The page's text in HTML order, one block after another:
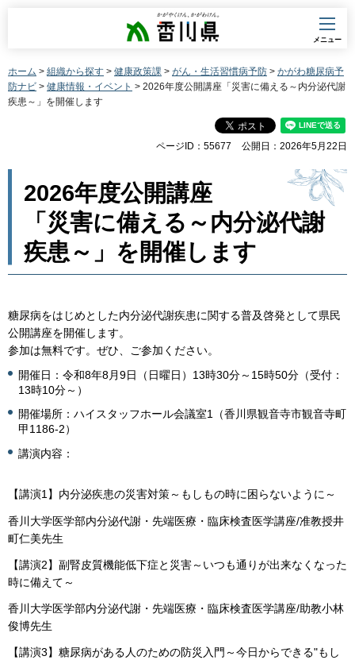
香川県
メニュー
ホーム > 組織から探す > 健康政策課 > がん・生活習慣病予防 > かがわ糖尿病予
防ナビ > 健康情報・イベント > 2026年度公開講座「災害に備える～内分泌代謝
疾患～」を開催します
ページID：55677 公開日：2026年5月22日
2026年度公開講座
「災害に備える～内分泌代謝
疾患～」を開催します
糖尿病をはじめとした内分泌代謝疾患に関する普及啓発として県民
公開講座を開催します。
参加は無料です。ぜひ、ご参加ください。
開催日：令和8年8月9日（日曜日）13時30分～15時50分（受付：
13時10分～）
開催場所：ハイスタッフホール会議室1（香川県観音寺市観音寺町
甲1186-2）
講演内容：
【講演1】内分泌疾患の災害対策～もしもの時に困らないように～
香川大学医学部内分泌代謝・先端医療・臨床検査医学講座/准教授井
町仁美先生
【講演2】副腎皮質機能低下症と災害～いつも通りが出来なくなった
時に備えて～
香川大学医学部内分泌代謝・先端医療・臨床検査医学講座/助教小林
俊博先生
【講演3】糖尿病がある人のための防災入門～今日からできる"もし